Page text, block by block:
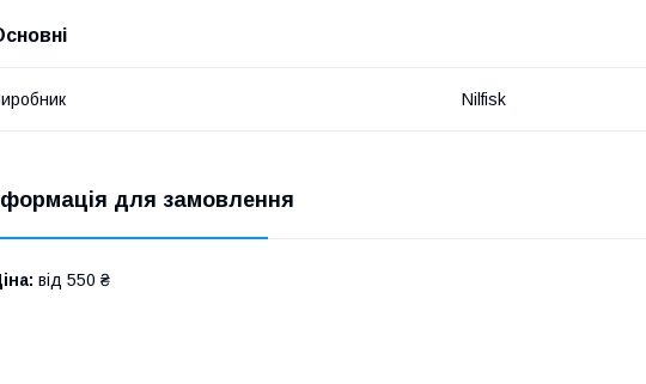
Nilfisk
для замовлення
від 550 ₴